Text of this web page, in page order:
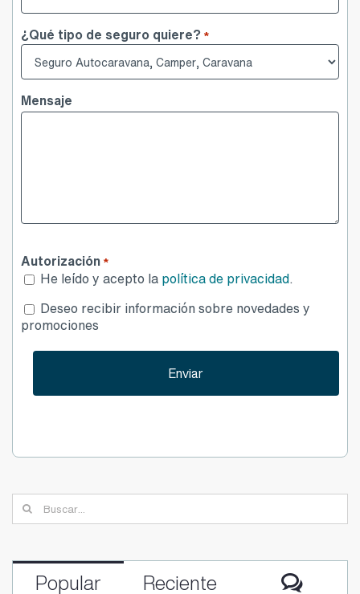
¿Qué tipo de seguro quiere?*
Mensaje
Autorización
He leído y acepto la política de privacidad.
Desea
publicidad
Deseo recibir información sobre novedades y
promociones
Buscar: